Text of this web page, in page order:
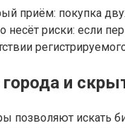
приём: покупка
несёт риски: если
и
позволяют искать